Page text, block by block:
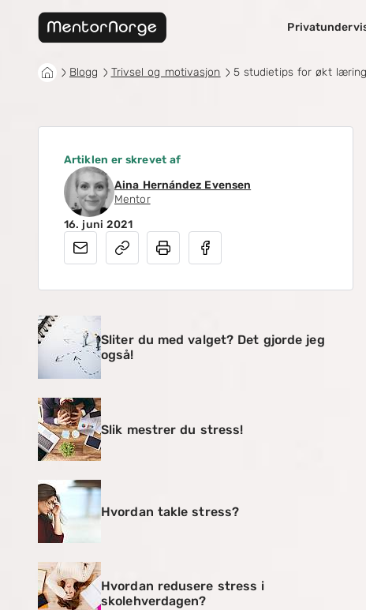
Blogg Trivsel og motivasjon 5 studietips for økt
Artiklen er skrevet af
Aina Hernández Evensen
Mentor
16. juni 2021
Sliter du med valget? Det gjorde jeg
også!
Slik mestrer du stress!
Hvordan takle stress?
Hvordan redusere stress i
skolehverdagen?